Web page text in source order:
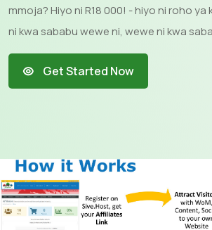
mmoja? Hiyo ni R18 000! - hiyo ni roho ya
ni kwa sababu wewe ni, wewe ni kwa
Get Started Now